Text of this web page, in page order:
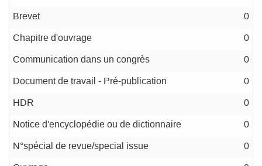
Brevet 0
Chapitre d'ouvrage 0
Communication dans un congrès 0
Document de travail - Pré-publication 0
HDR 0
Notice d'encyclopédie ou de dictionnaire 0
N°spécial de revue/special issue 0